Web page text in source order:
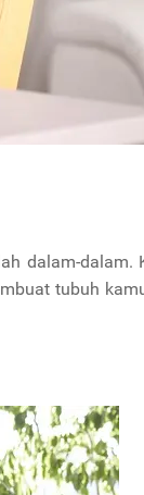
dalam-dalam.
tubuh